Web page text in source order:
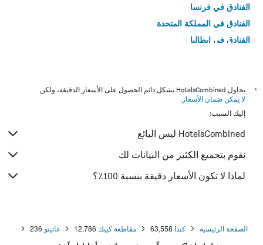
الفنادق في فرنسا
الفنادق في المملكة المتحدة
الفنادق في إيطاليا
*
يحاول HotelsCombined بشكل دائم الحصول على الأسعار الدقيقة، ولكن
لا يمكن ضمان الأسعار .
إليك السبب:
HotelsCombined ليس البائع
نقوم بتجميع الكثير من البيانات لك
لماذا لا تكون الأسعار دقيقة بنسبة 100٪؟
الصفحة الرئيسية كندا 63,558 مقاطعة كيبك 12,786 غاتينو 236